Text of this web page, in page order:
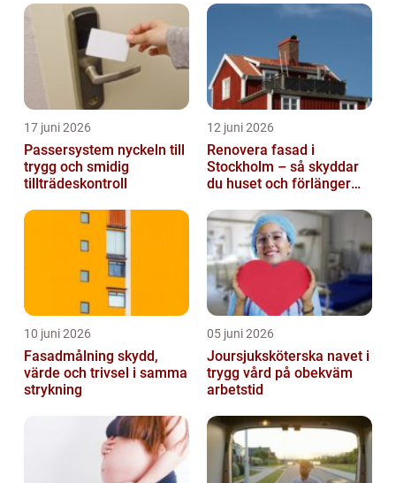
17 juni 2026
Passersystem nyckeln till
trygg och smidig
tillträdeskontroll
12 juni 2026
Renovera fasad i
Stockholm – så skyddar
du huset och förlänger
10 juni 2026
Fasadmålning skydd,
värde och trivsel i samma
strykning
05 juni 2026
Joursjuksköterska navet i
trygg vård på obekväm
arbetstid